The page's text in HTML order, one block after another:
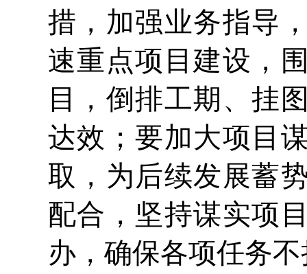
措，加强业务指导
速重点项目建设，
目，倒排工期、挂
达效；要加大项目
取，为后续发展蓄
配合，坚持谋实项
办，确保各项任务